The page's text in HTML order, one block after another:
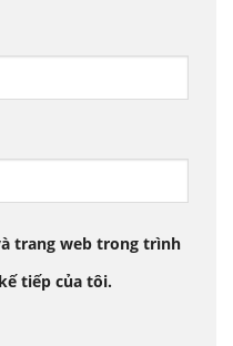
trang web trong trình
tiếp của tôi.